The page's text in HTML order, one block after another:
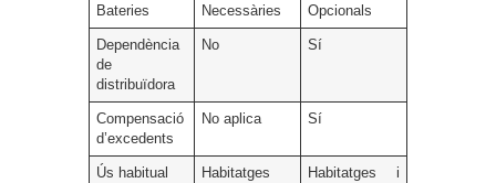
Bateries Necessàries Opcionals
Dependència
de
distribuïdora
No Sí
Compensació
d’excedents
No aplica Sí
Ús habitual
Habitatges
Habitatges i